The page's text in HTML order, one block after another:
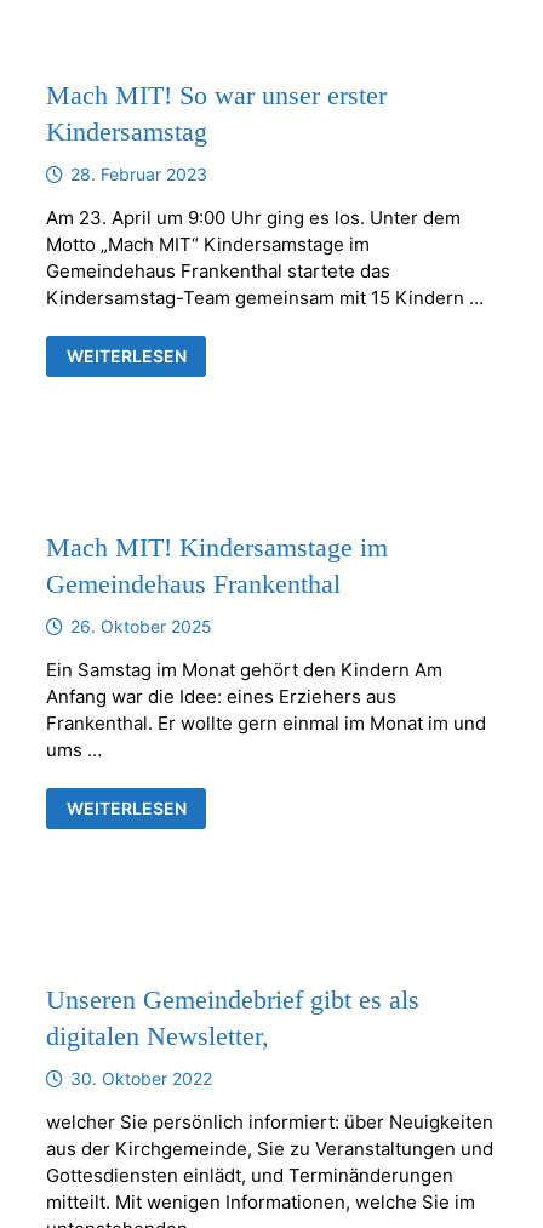
Mach MIT! So war unser erster
Kindersamstag
28. Februar 2023
Am 23. April um 9:00 Uhr ging es los. Unter dem
Motto „Mach MIT“ Kindersamstage im
Gemeindehaus Frankenthal startete das
Kindersamstag-Team gemeinsam mit 15 Kindern …
MACH
MIT!
WEITERLESEN
Mach MIT! Kindersamstage im
Gemeindehaus Frankenthal
26. Oktober 2025
Ein Samstag im Monat gehört den Kindern Am
Anfang war die Idee: eines Erziehers aus
Frankenthal. Er wollte gern einmal im Monat im und
ums …
MACH
MIT!
WEITERLESEN
Unseren Gemeindebrief gibt es als
digitalen Newsletter,
30. Oktober 2022
welcher Sie persönlich informiert: über Neuigkeiten
aus der Kirchgemeinde, Sie zu Veranstaltungen und
Gottesdiensten einlädt, und Terminänderungen
mitteilt. Mit wenigen Informationen, welche Sie im